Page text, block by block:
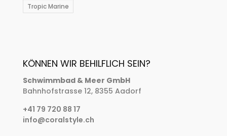
Tropic Marine
KÖNNEN WIR BEHILFLICH SEIN?
Schwimmbad & Meer GmbH
Bahnhofstrasse 12, 8355 Aadorf
+41 79 720 88 17
info@coralstyle.ch